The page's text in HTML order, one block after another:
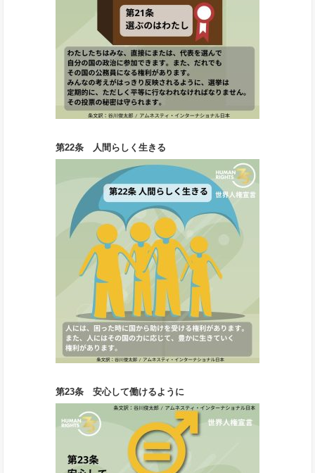
第22条 人間らしく生きる
第23条 安心して働けるように